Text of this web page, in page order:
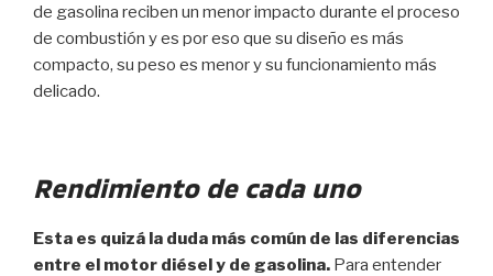
de gasolina reciben un menor impacto durante el proceso
de combustión y es por eso que su diseño es más
compacto, su peso es menor y su funcionamiento más
delicado.
Rendimiento de cada uno
Esta es quizá la duda más común de las diferencias
entre el motor diésel y de gasolina. Para entender